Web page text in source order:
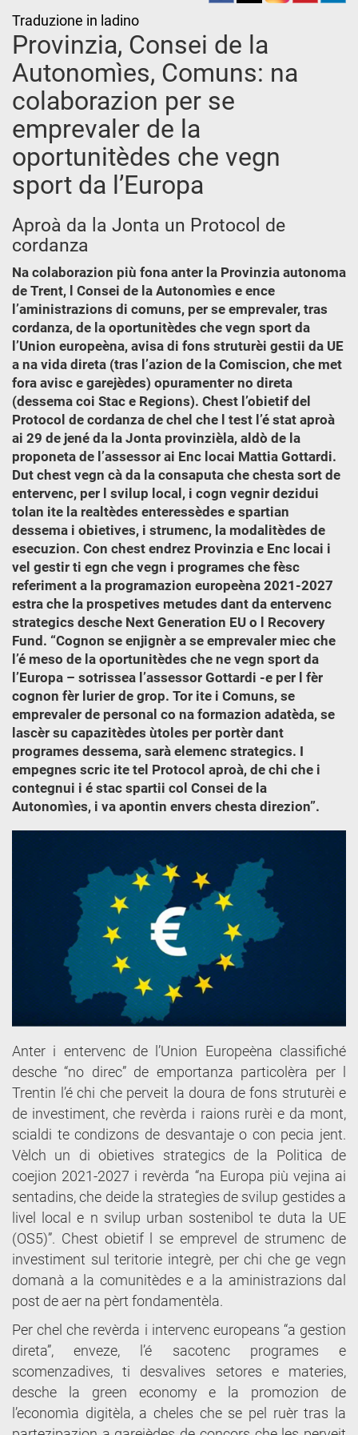
Traduzione in ladino
Provinzia, Consei de la
Autonomìes, Comuns: na
colaborazion per se
emprevaler de la
oportunitèdes che vegn
sport da l’Europa
Aproà da la Jonta un Protocol de
cordanza
Na colaborazion più fona anter la Provinzia autonoma
de Trent, l Consei de la Autonomìes e ence
l’aministrazions di comuns, per se emprevaler, tras
cordanza, de la oportunitèdes che vegn sport da
l’Union europeèna, avisa di fons struturèi gestii da UE
a na vida direta (tras l’azion de la Comiscion, che met
fora avisc e garejèdes) opuramenter no direta
(dessema coi Stac e Regions). Chest l’obietif del
Protocol de cordanza de chel che l test l’é stat aproà
ai 29 de jené da la Jonta provinzièla, aldò de la
proponeta de l’assessor ai Enc locai Mattia Gottardi.
Dut chest vegn cà da la consaputa che chesta sort de
entervenc, per l svilup local, i cogn vegnir dezidui
tolan ite la realtèdes enteressèdes e spartian
dessema i obietives, i strumenc, la modalitèdes de
esecuzion. Con chest endrez Provinzia e Enc locai i
vel gestir ti egn che vegn i programes che fèsc
referiment a la programazion europeèna 2021-2027
estra che la prospetives metudes dant da entervenc
strategics desche Next Generation EU o l Recovery
Fund. “Cognon se enjignèr a se emprevaler miec che
l’é meso de la oportunitèdes che ne vegn sport da
l’Europa – sotrissea l’assessor Gottardi -e per l fèr
cognon fèr lurier de grop. Tor ite i Comuns, se
emprevaler de personal co na formazion adatèda, se
lascèr su capazitèdes ùtoles per portèr dant
programes dessema, sarà elemenc strategics. I
empegnes scric ite tel Protocol aproà, de chi che i
contegnui i é stac spartii col Consei de la
Autonomìes, i va apontin envers chesta direzion”.
Anter i entervenc de l’Union Europeèna classifiché
desche “no direc” de emportanza particolèra per l
Trentin l’é chi che perveit la doura de fons struturèi e
de investiment, che revèrda i raions rurèi e da mont,
scialdi te condizons de desvantaje o con pecia jent.
Vèlch un di obietives strategics de la Politica de
coejion 2021-2027 i revèrda “na Europa più vejina ai
sentadins, che deide la strategìes de svilup gestides a
livel local e n svilup urban sostenibol te duta la UE
(OS5)”. Chest obietif l se emprevel de strumenc de
investiment sul teritorie integrè, per chi che ge vegn
domanà a la comunitèdes e a la aministrazions dal
post de aer na pèrt fondamentèla.
Per chel che revèrda i intervenc europeans “a gestion
direta”, enveze, l’é sacotenc programes e
scomenzadives, ti desvalives setores e materies,
desche la green economy e la promozion de
l’economìa digitèla, a cheles che se pel ruèr tras la